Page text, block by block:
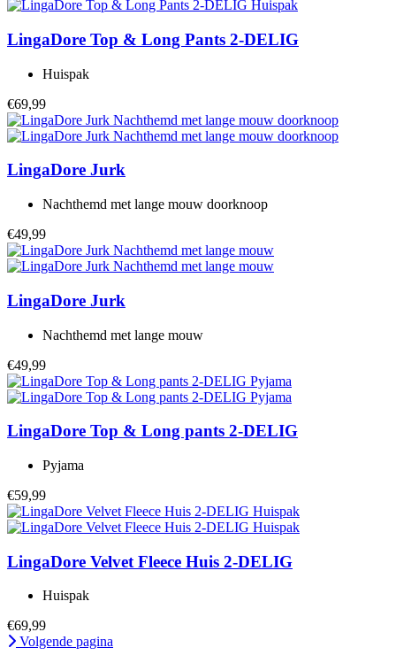
LingaDore Top & Long Pants 2-DELIG
Huispak
€69,99
LingaDore Jurk
Nachthemd met lange mouw doorknoop
€49,99
LingaDore Jurk
Nachthemd met lange mouw
€49,99
LingaDore Top & Long pants 2-DELIG
Pyjama
€59,99
LingaDore Velvet Fleece Huis 2-DELIG
Huispak
€69,99
Volgende pagina